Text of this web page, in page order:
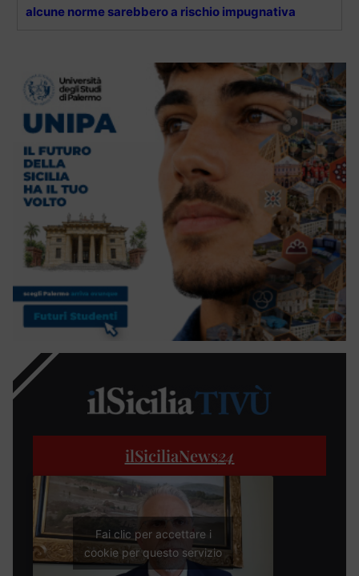
alcune norme sarebbero a rischio impugnativa
ilSiciliaNews24
Fai clic per accettare i
cookie per questo servizio